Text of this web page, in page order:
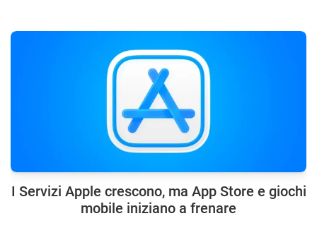
I Servizi Apple crescono, ma App Store e giochi
mobile iniziano a frenare